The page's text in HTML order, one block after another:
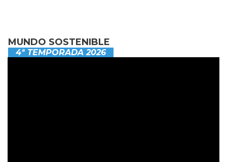
MUNDO SOSTENIBLE
4ª TEMPORADA 2026